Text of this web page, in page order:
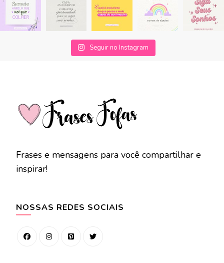
Seguir no Instagram
Frases e mensagens para você compartilhar e
inspirar!
NOSSAS REDES SOCIAIS